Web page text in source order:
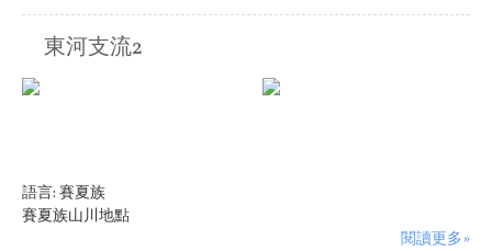
東河支流2
語言: 賽夏族
賽夏族山川地點
閱讀更多»